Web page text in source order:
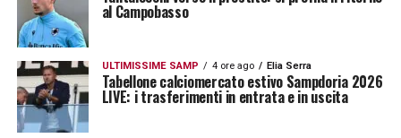
al Campobasso
ULTIMISSIME SAMP 4 ore ago Elia Serra
Tabellone calciomercato estivo Sampdoria 2026
LIVE: i trasferimenti in entrata e in uscita